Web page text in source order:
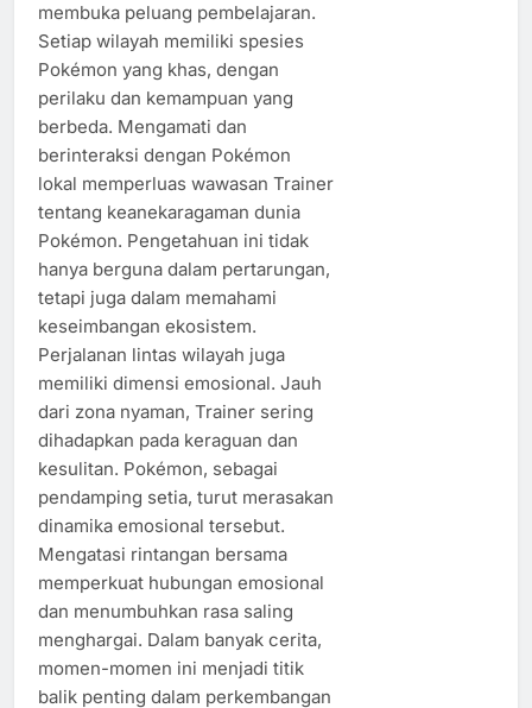
membuka peluang pembelajaran.
Setiap wilayah memiliki spesies
Pokémon yang khas, dengan
perilaku dan kemampuan yang
berbeda. Mengamati dan
berinteraksi dengan Pokémon
lokal memperluas wawasan Trainer
tentang keanekaragaman dunia
Pokémon. Pengetahuan ini tidak
hanya berguna dalam pertarungan,
tetapi juga dalam memahami
keseimbangan ekosistem.
Perjalanan lintas wilayah juga
memiliki dimensi emosional. Jauh
dari zona nyaman, Trainer sering
dihadapkan pada keraguan dan
kesulitan. Pokémon, sebagai
pendamping setia, turut merasakan
dinamika emosional tersebut.
Mengatasi rintangan bersama
memperkuat hubungan emosional
dan menumbuhkan rasa saling
menghargai. Dalam banyak cerita,
momen-momen ini menjadi titik
balik penting dalam perkembangan